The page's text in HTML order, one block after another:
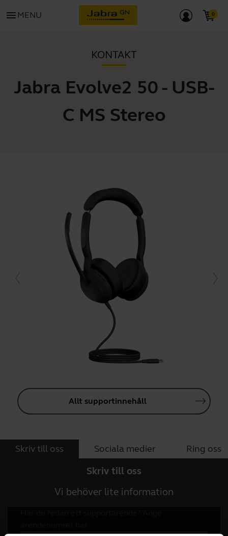
menu MENU
KONTAKT
Jabra Evolve2 50 - USB-
C MS Stereo
Allt supportinnehåll
Skriv till oss Sociala medier Ring oss
Skriv till oss
Vi behöver lite information